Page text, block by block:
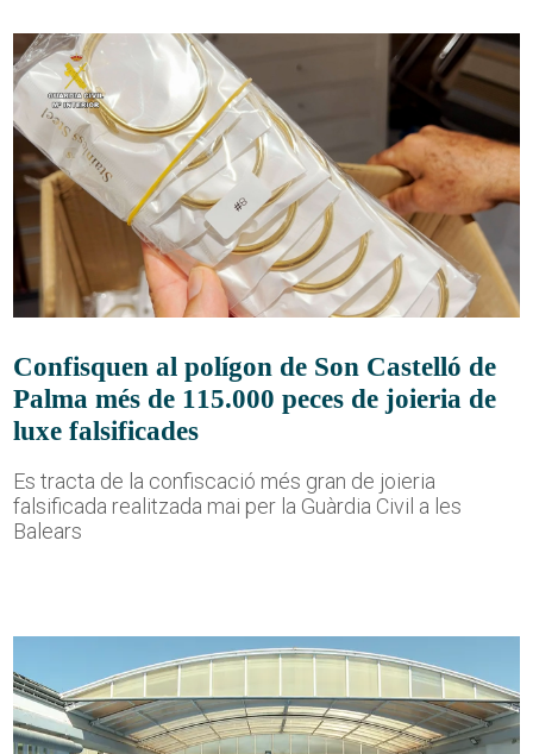
Confisquen al polígon de Son Castelló de
Palma més de 115.000 peces de joieria de
luxe falsificades
Es tracta de la confiscació més gran de joieria
falsificada realitzada mai per la Guàrdia Civil a les
Balears